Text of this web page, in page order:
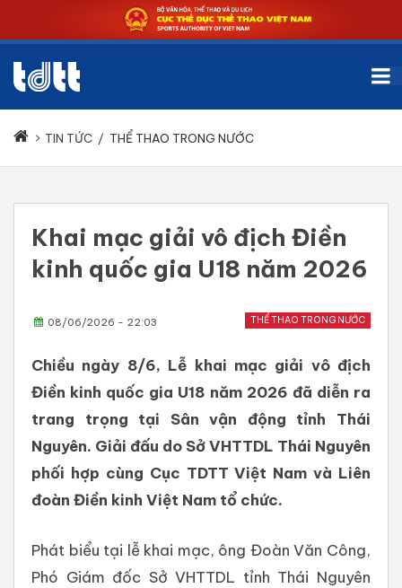
TIN TỨC / THỂ THAO TRONG NƯỚC
Khai mạc giải vô địch Điền
kinh quốc gia U18 năm 2026
THỂ THAO TRONG NƯỚC
08/06/2026 - 22:03
Chiều ngày 8/6, Lễ khai mạc giải vô địch
Điền kinh quốc gia U18 năm 2026 đã diễn ra
trang trọng tại Sân vận động tỉnh Thái
Nguyên. Giải đấu do Sở VHTTDL Thái Nguyên
phối hợp cùng Cục TDTT Việt Nam và Liên
đoàn Điền kinh Việt Nam tổ chức.
Phát biểu tại lễ khai mạc, ông Đoàn Văn Công,
Phó Giám đốc Sở VHTTDL tỉnh Thái Nguyên